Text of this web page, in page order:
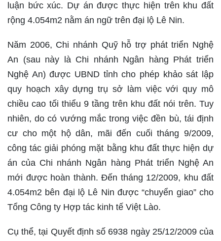
luận bức xúc. Dự án được thực hiện trên khu đất
rộng 4.054m2 nằm án ngữ trên đại lộ Lê Nin.
Năm 2006, Chi nhánh Quỹ hỗ trợ phát triển Nghệ
An (sau này là Chi nhánh Ngân hàng Phát triển
Nghệ An) được UBND tỉnh cho phép khảo sát lập
quy hoạch xây dựng trụ sở làm việc với quy mô
chiều cao tối thiểu 9 tầng trên khu đất nói trên. Tuy
nhiên, do có vướng mắc trong việc đền bù, tái định
cư cho một hộ dân, mãi đến cuối tháng 9/2009,
công tác giải phóng mặt bằng khu đất thực hiện dự
án của Chi nhánh Ngân hàng Phát triển Nghệ An
mới được hoàn thành. Đến tháng 12/2009, khu đất
4.054m2 bên đại lộ Lê Nin được “chuyển giao” cho
Tổng Công ty Hợp tác kinh tế Việt Lào.
Cụ thể, tại Quyết định số 6938 ngày 25/12/2009 của